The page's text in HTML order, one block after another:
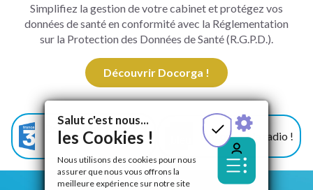
Simplifiez la gestion de votre cabinet et protégez vos
données de santé en conformité avec la Réglementation
sur la Protection des Données de Santé (R.G.P.D.).
Découvrir Docorga !
Docorga sur France 3
!
Docorga à la radio !
Salut c'est nous...
les Cookies !
Nous utilisons des cookies pour nous
assurer que nous vous offrons la
meilleure expérience sur notre site